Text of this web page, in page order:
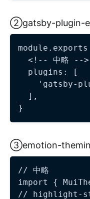
②gatsby-plugin-
  <!-- 中略 -->
  plugins: [
'gatsby-
  ],
③emotion-
// 中略
import {
// highlight-